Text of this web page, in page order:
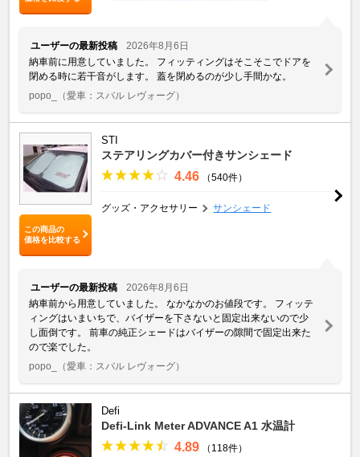
ユーザーの最新投稿
2026年8月6日
納車前に用意していました。 フィッティングはそこそこでドアを
閉める時に若干音がします。 蓋を閉めるのが少し手間かな。
popo_
（愛車：スバル レヴォーグ）
この商品の
価格を比較する
STI
ステアリングカバー付きサンシェード
4.46 （540件）
グッズ・アクセサリー サンシェード
ユーザーの最新投稿
2026年8月6日
納車前から用意していました。 なかなかのお値段です。 フィッテ
ィングはいまいちで、バイザーを下さないと固定出来ないので少
し面倒です。 前車の純正シェードはバイザーの隙間で固定出来た
ので楽でした。
popo_
（愛車：スバル レヴォーグ）
Defi
Defi-Link Meter ADVANCE A1 水温計
4.89
（118件）